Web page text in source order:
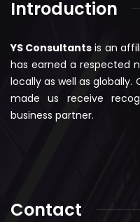
Introduction
YS Consultants is an
has earned a respected
locally as well as
made us receive
business partner.
Contact